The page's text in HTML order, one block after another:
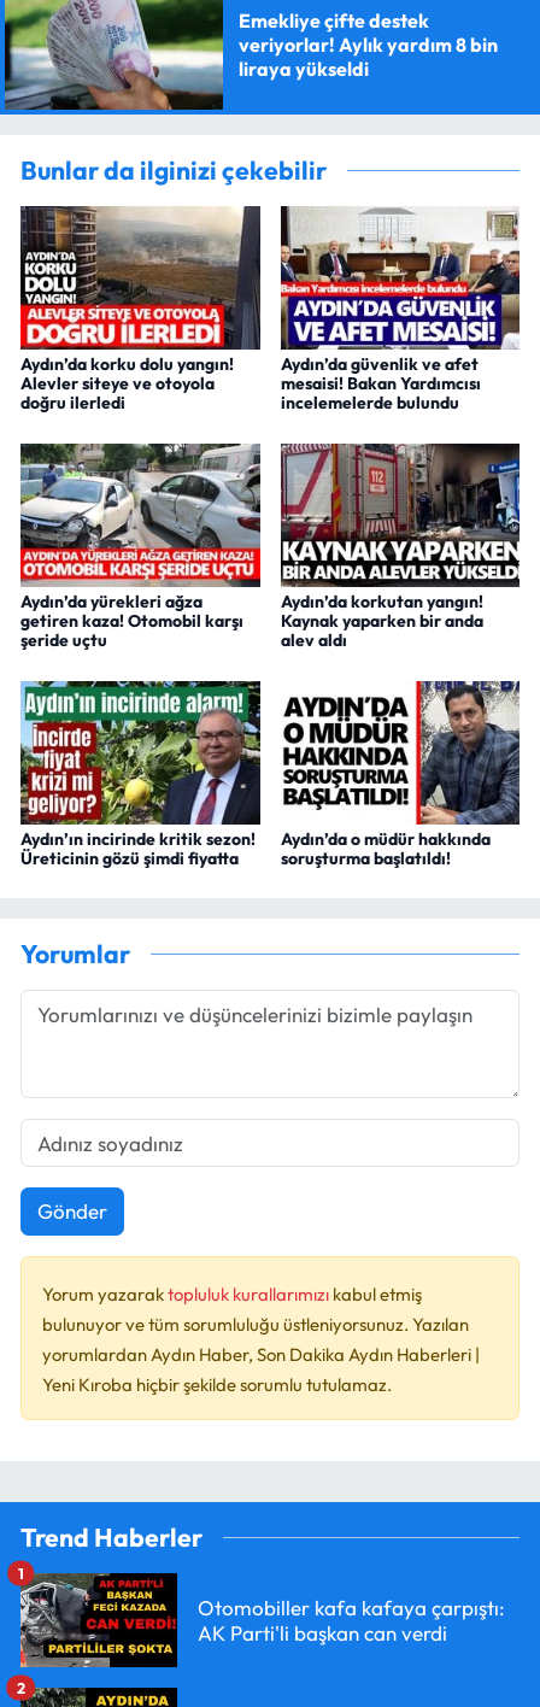
Emekliye çifte destek
veriyorlar! Aylık yardım 8 bin
liraya yükseldi
Bunlar da ilginizi çekebilir
Aydın’da korku dolu yangın!
Alevler siteye ve otoyola
doğru ilerledi
Aydın’da güvenlik ve afet
mesaisi! Bakan Yardımcısı
incelemelerde bulundu
Aydın’da yürekleri ağza
getiren kaza! Otomobil karşı
şeride uçtu
Aydın’da korkutan yangın!
Kaynak yaparken bir anda
alev aldı
Aydın’ın incirinde kritik sezon!
Üreticinin gözü şimdi fiyatta
Aydın’da o müdür hakkında
soruşturma başlatıldı!
Yorumlar
Gönder
Yorum yazaraktopluluk kurallarımızı kabul etmiş
bulunuyor ve tüm sorumluluğu üstleniyorsunuz. Yazılan
yorumlardan Aydın Haber, Son Dakika Aydın Haberleri |
Yeni Kıroba hiçbir şekilde sorumlu tutulamaz.
Trend Haberler
Otomobiller kafa kafaya çarpıştı:
AK Parti'li başkan can verdi
1
2